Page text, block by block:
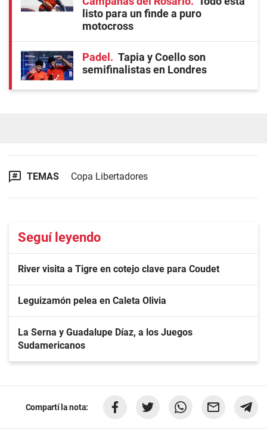
listo para un finde a puro
motocross
Padel
Tapia y Coello son
semifinalistas en Londres
TEMAS Copa Libertadores
Seguí leyendo
River visita a Tigre en cotejo clave para Coudet
Leguizamón pelea en Caleta Olivia
La Serna y Guadalupe Díaz, a los Juegos
Sudamericanos
Compartí la nota: